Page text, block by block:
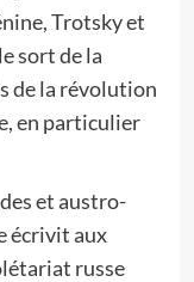
Trotsky et
sort de la
de la révolution
en particulier
et austro-
écrivit aux
russe